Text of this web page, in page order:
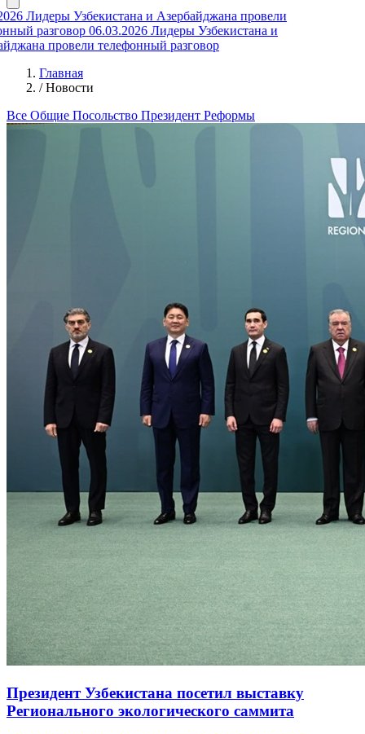
Лидеры Узбекистана и Азербайджана провели
разговор 06.03.2026 Лидеры Узбекистана и
провели телефонный разговор
Главная
/ Новости
Все Общие Посольство Президент Реформы
Президент Узбекистана посетил выставку
Регионального экологического саммита